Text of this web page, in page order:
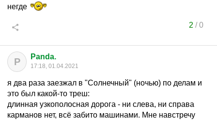
негде
2 /0
P Panda.
17:18, 01.04.2021
я два раза заезжал в "Солнечный" (ночью) по делам и
это был какой-то треш:
длинная узкополосная дорога - ни слева, ни справа
карманов нет, всё забито машинами. Мне навстречу